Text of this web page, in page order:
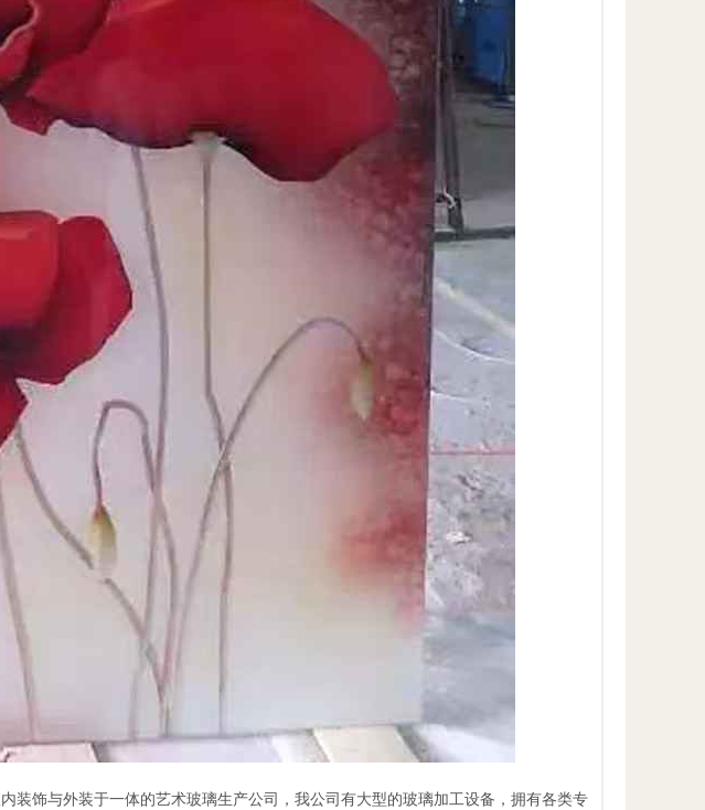
装饰与外装于一体的艺术玻璃生产公司，我公司有大型的玻璃加工设备，拥有各类专